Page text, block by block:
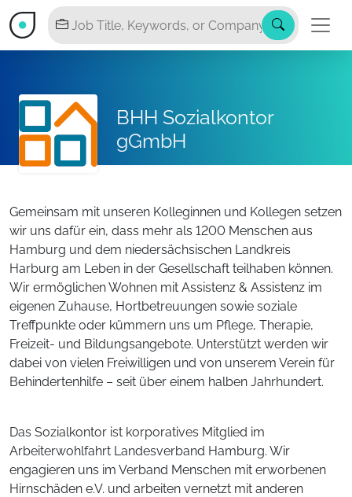
BHH Sozialkontor
gGmbH
Gemeinsam mit unseren Kolleginnen und Kollegen setzen
wir uns dafür ein, dass mehr als 1200 Menschen aus
Hamburg und dem niedersächsischen Landkreis
Harburg am Leben in der Gesellschaft teilhaben können.
Wir ermöglichen Wohnen mit Assistenz & Assistenz im
eigenen Zuhause, Hortbetreuungen sowie soziale
Treffpunkte oder kümmern uns um Pflege, Therapie,
Freizeit- und Bildungsangebote. Unterstützt werden wir
dabei von vielen Freiwilligen und von unserem Verein für
Behindertenhilfe – seit über einem halben Jahrhundert.
Das Sozialkontor ist korporatives Mitglied im
Arbeiterwohlfahrt Landesverband Hamburg. Wir
engagieren uns im Verband Menschen mit erworbenen
Hirnschäden e.V. und arbeiten vernetzt mit anderen